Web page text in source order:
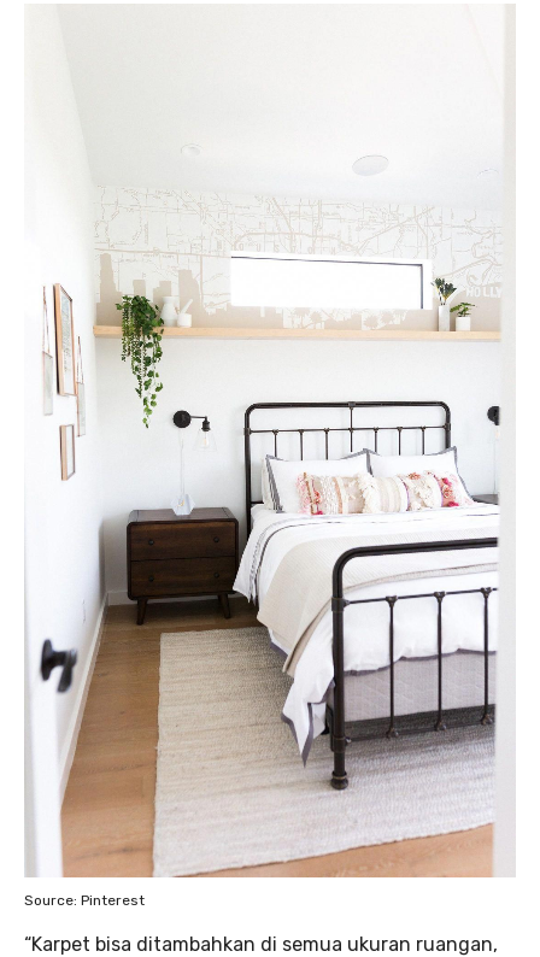
Source: Pinterest
“Karpet bisa ditambahkan di semua ukuran ruangan,